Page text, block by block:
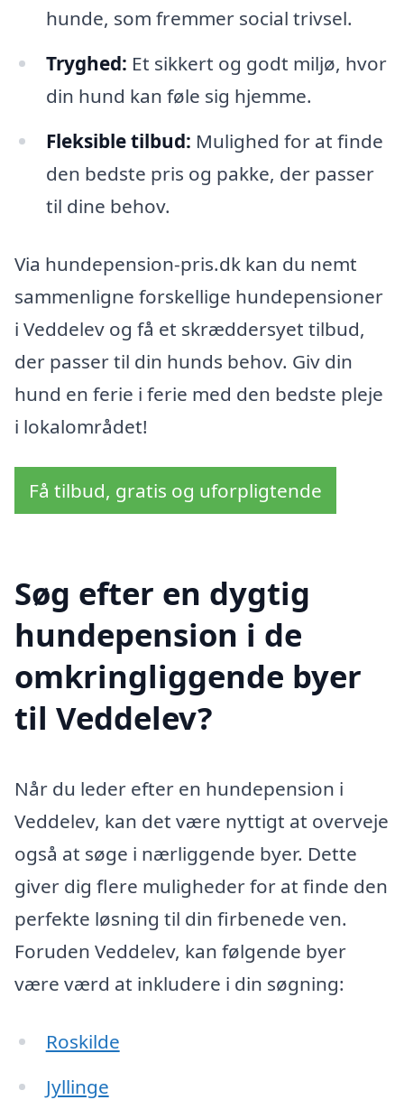
hunde, som fremmer social trivsel.
Tryghed: Et sikkert og godt miljø, hvor
din hund kan føle sig hjemme.
Fleksible tilbud: Mulighed for at finde
den bedste pris og pakke, der passer
til dine behov.
Via hundepension-pris.dk kan du nemt
sammenligne forskellige hundepensioner
i Veddelev og få et skræddersyet tilbud,
der passer til din hunds behov. Giv din
hund en ferie i ferie med den bedste pleje
i lokalområdet!
Få tilbud, gratis og uforpligtende
Søg efter en dygtig
hundepension i de
omkringliggende byer
til Veddelev?
Når du leder efter en hundepension i
Veddelev, kan det være nyttigt at overveje
også at søge i nærliggende byer. Dette
giver dig flere muligheder for at finde den
perfekte løsning til din firbenede ven.
Foruden Veddelev, kan følgende byer
være værd at inkludere i din søgning:
Roskilde
Jyllinge